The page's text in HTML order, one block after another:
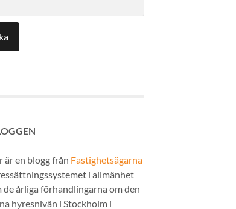
är en blogg från Fastighetsägarna
i allmänhet
de årliga förhandlingarna om den
hyresnivån i Stockholm i